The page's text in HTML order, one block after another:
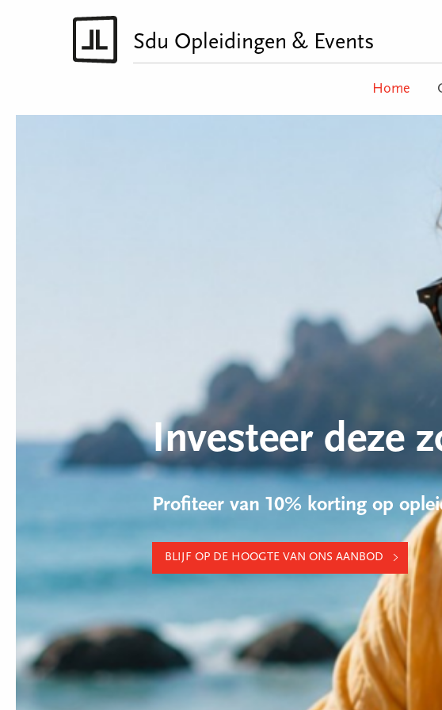
Sdu Opleidingen & Events
Home
Investeer deze
Profiteer van 10% korting op
BLIJF OP DE HOOGTE VAN ONS AANBOD